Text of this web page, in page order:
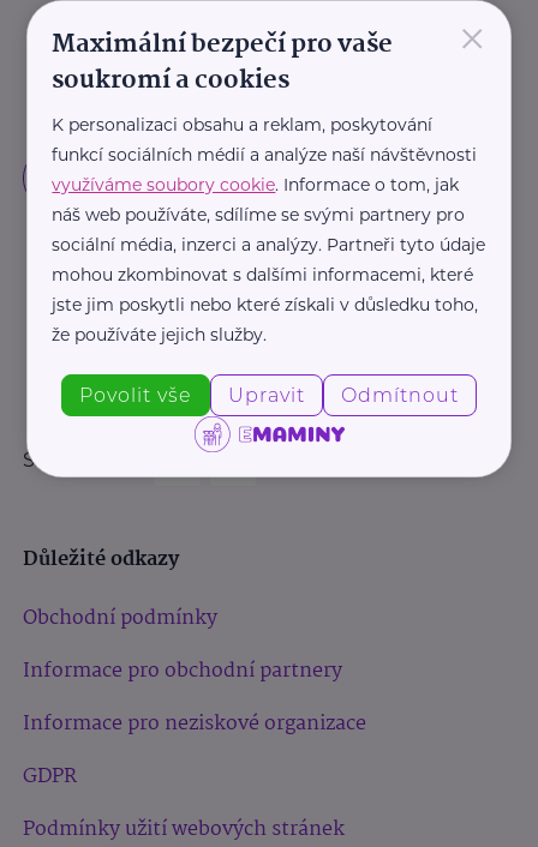
Sledujte nás:
Důležité odkazy
Obchodní podmínky
Informace pro obchodní partnery
Informace pro neziskové organizace
GDPR
Podmínky užití webových stránek
×
Maximální bezpečí pro vaše
soukromí a cookies
K personalizaci obsahu a reklam, poskytování
funkcí sociálních médií a analýze naší návštěvnosti
využíváme soubory cookie. Informace o tom, jak
náš web používáte, sdílíme se svými partnery pro
sociální média, inzerci a analýzy. Partneři tyto údaje
mohou zkombinovat s dalšími informacemi, které
jste jim poskytli nebo které získali v důsledku toho,
že používáte jejich služby.
Povolit vše Upravit Odmítnout